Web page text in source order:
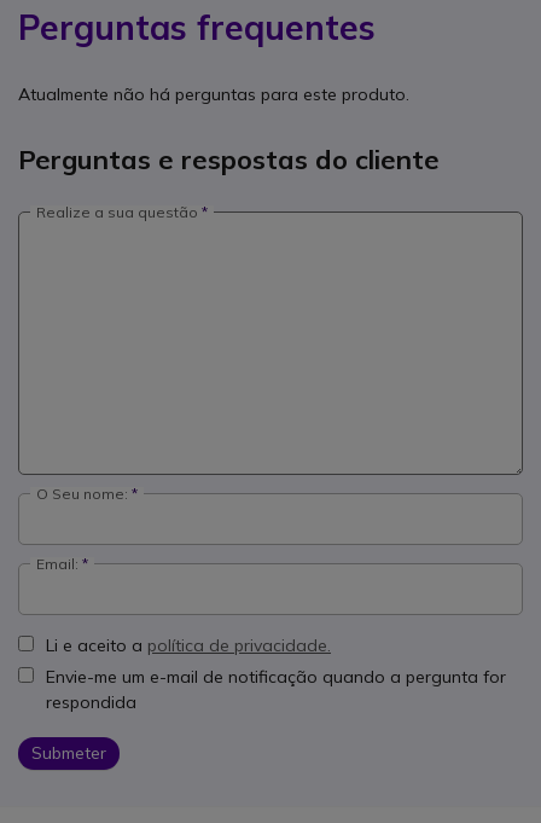
Perguntas frequentes
Atualmente não há perguntas para este produto.
Perguntas e respostas do cliente
Realize a sua questão
O Seu nome:
Email:
Li e aceito a política de privacidade.
Envie-me um e-mail de notificação quando a pergunta for
respondida
Submeter